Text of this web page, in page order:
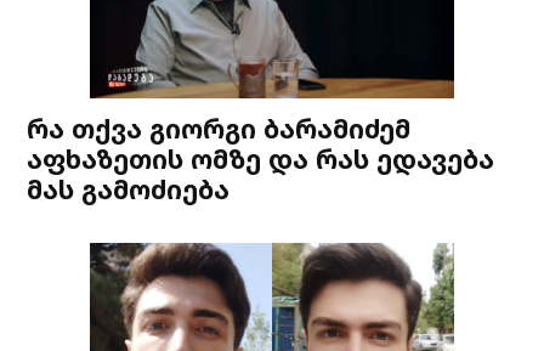
რა თქვა გიორგი ბარამიძემ
აფხაზეთის ომზე და რას ედავება
მას გამოძიება